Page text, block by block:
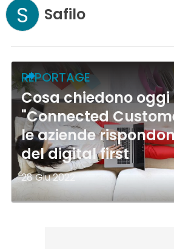
S Safilo
REPORTAGE
Cosa chiedono oggi
"Connected
le aziende
del digital first
28 Giu 2022